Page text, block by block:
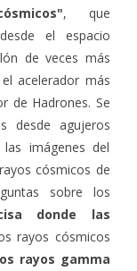
, que
el espacio
de veces más
acelerador más
de Hadrones. Se
desde agujeros
imágenes del
cósmicos de
sobre los
donde las
rayos cósmicos
rayos gamma